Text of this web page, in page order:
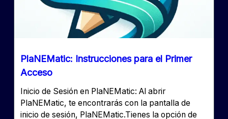
PlaNEMatic: Instrucciones para el Primer
Acceso
Inicio de Sesión en PlaNEMatic: Al abrir
PlaNEMatic, te encontrarás con la pantalla de
inicio de sesión, PlaNEMatic.Tienes la opción de